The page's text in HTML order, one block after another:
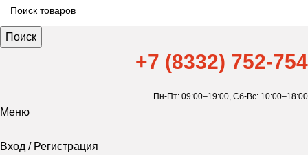
Поиск
+7 (8332) 752-754
Пн-Пт: 09:00–19:00, Сб-Вс: 10:00–18:00
Меню
Вход / Регистрация